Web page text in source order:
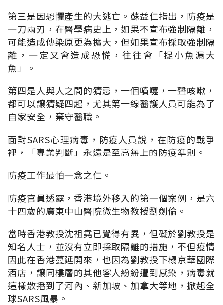
第三是因恐懼產生的大逃亡。蘇益仁指出，防疫是
一刀兩刃，在醫學病史上，如果不宣布強制隔離，
可能造成傳染原更為擴大，但如果宣布採取強制隔
離，一定又會造成恐慌，往往會「捉小魚漏大
魚」。
第四是人與人之間的猜忌，一個噴嚏，一聲咳嗽，
都可以讓猜疑四起，尤其第一線醫護人員可能為了
自家安全，棄守醫職。
面對SARS心理病毒，防疫人員說，在防疫的戰爭
裡，「專業判斷」永遠是至高無上的防疫準則。
防疫工作最怕一念之仁。
防疫官員透露，香港境外移入的第一個案例，是六
十四歲的廣東中山醫院微生物教授劉劍倫。
當時香港教授沈祖堯已覺得有異，但礙於劉教授是
知名人士，並沒有立即採取隔離的措施，不但疫情
因此在香港蔓延開來，也因為劉教授下榻京華國際
酒店，讓同樓層的其他客人紛紛遭到感染，病毒就
這樣散播到了河內、新加坡、加拿大等地，掀起全
球SARS風暴。